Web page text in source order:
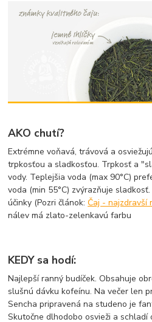
AKO chutí?
Extrémne voňavá, trávová a
trpkosťou a sladkosťou. Trpkosť a
vody. Teplejšia voda (max 90°C)
voda (min 55°C) zvýrazňuje
účinky (Pozri článok:Čaj - najzdravší
nálev má zlato-zelenkavú farbu
KEDY sa hodí:
Najlepší ranný budíček. Obsahuje
slušnú dávku kofeínu. Na večer len
Sencha pripravená na studeno je
Skutočne dlhodobo osvieži a schladí